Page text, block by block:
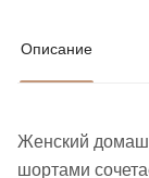
Описание
Женский
шортами